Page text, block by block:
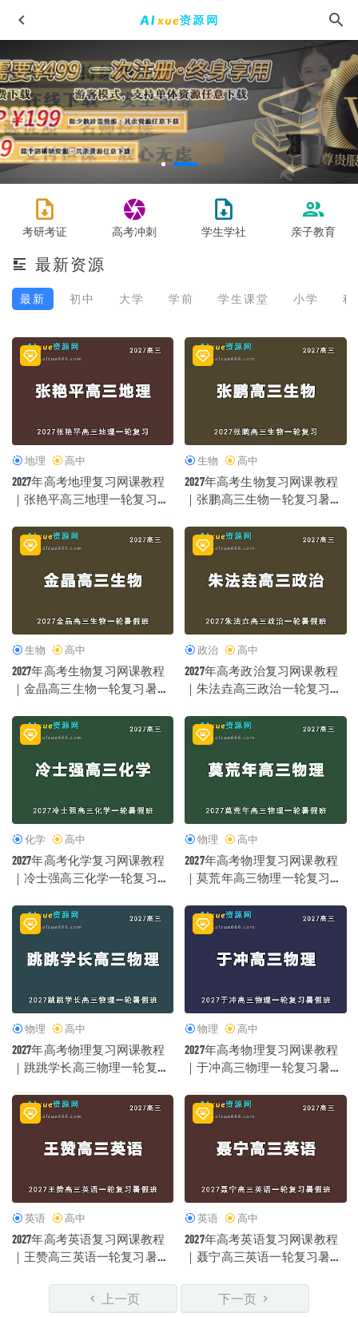
考研考证 高考冲刺 学生学社 亲子教育
最新资源
最新 初中 大学 学前 学生课堂 小学 科
地理 高中
2027年高考地理复习网课教程
｜张艳平高三地理一轮复习暑
生物 高中
2027年高考生物复习网课教程
｜张鹏高三生物一轮复习暑假
生物 高中
2027年高考生物复习网课教程
｜金晶高三生物一轮复习暑假
政治 高中
2027年高考政治复习网课教程
｜朱法垚高三政治一轮复习暑
化学 高中
2027年高考化学复习网课教程
｜冷士强高三化学一轮复习暑
物理 高中
2027年高考物理复习网课教程
｜莫荒年高三物理一轮复习暑
物理 高中
2027年高考物理复习网课教程
｜跳跳学长高三物理一轮复习
物理 高中
2027年高考物理复习网课教程
｜于冲高三物理一轮复习暑假
英语 高中
2027年高考英语复习网课教程
｜王赞高三英语一轮复习暑假
英语 高中
2027年高考英语复习网课教程
｜聂宁高三英语一轮复习暑假
上一页 下一页
廖雪峰 JavaEE 企业级分布式高级架构师课程,38.62G百度网盘
资源打包下载
2021-07-02
高中英语网课教程钟平高考英语培训合集教学视频,33.79G学
星推荐涂教材2024高考高中数学人教版（必修+选择性必修）
2023-09-12
2021-08-09
苏教版小学数学1-5年级视频教程 2022-07-14